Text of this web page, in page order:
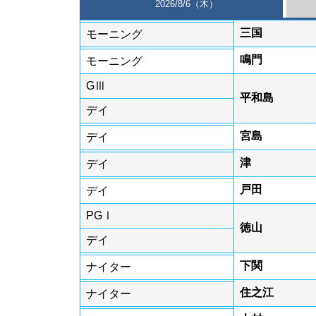
2026/8/6（木）
三国
モーニング
鳴門
モーニング
GⅢ
平和島
デイ
宮島
デイ
津
デイ
戸田
デイ
PGⅠ
徳山
デイ
下関
ナイター
住之江
ナイター